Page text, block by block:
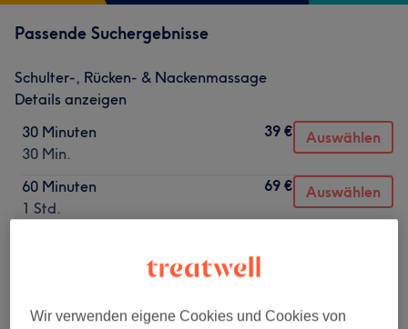
Passende Suchergebnisse
Schulter-, Rücken- & Nackenmassage
Details anzeigen
30 Minuten
30 Min.
39 € Auswählen
60 Minuten
1 Std.
69 € Auswählen
Nicht gefunden wonach du gesucht hast?
Wir verwenden eigene Cookies und Cookies von